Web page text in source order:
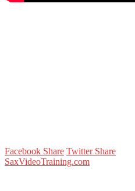
Facebook Share Twitter Share
SaxVideoTraining.com